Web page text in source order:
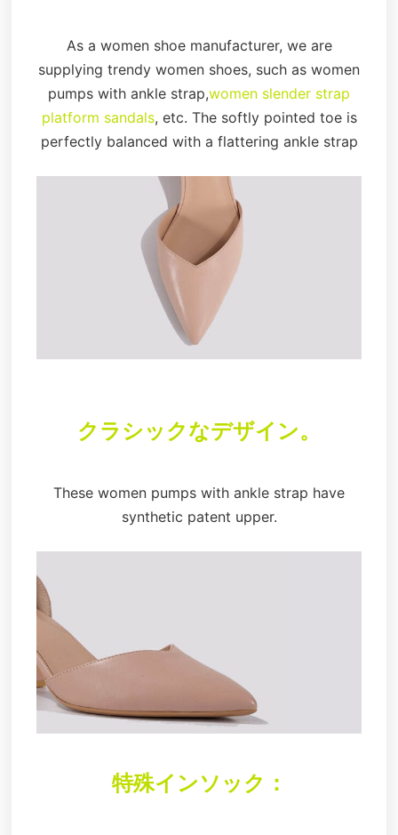
As a women shoe manufacturer, we are
supplying trendy women shoes, such as women
pumps with ankle strap,women slender strap
platform sandals, etc. The softly pointed toe is
perfectly balanced with a flattering ankle strap
クラシックなデザイン。
These women pumps with ankle strap have
synthetic patent upper.
特殊インソック：